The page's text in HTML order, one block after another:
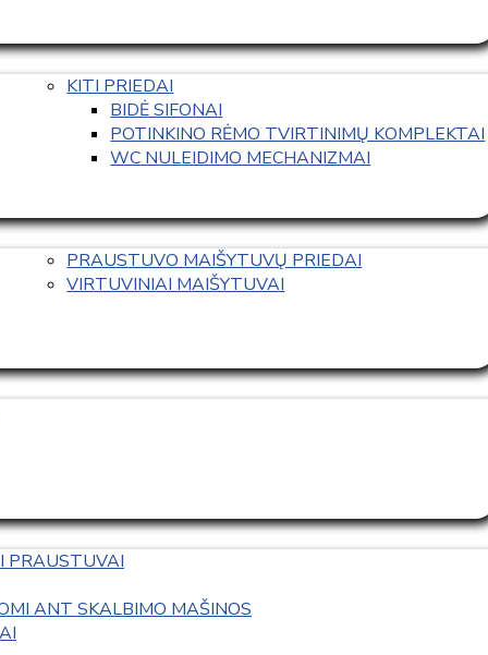
KITI PRIEDAI
BIDĖ SIFONAI
POTINKINO RĖMO TVIRTINIMŲ KOMPLEKTAI
WC NULEIDIMO MECHANIZMAI
PRAUSTUVO MAIŠYTUVŲ PRIEDAI
VIRTUVINIAI MAIŠYTUVAI
PRAUSTUVAI
ANT SKALBIMO MAŠINOS